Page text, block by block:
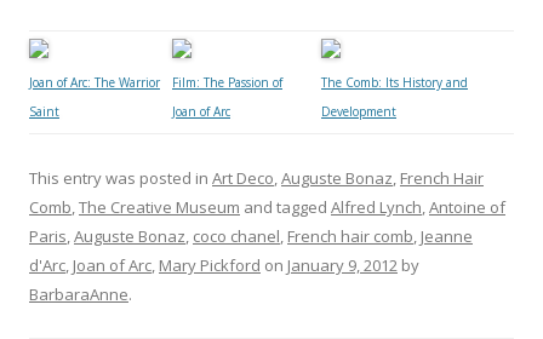
Joan of Arc: The Warrior
Saint
Film: The Passion of
Joan of Arc
The Comb: Its History and
Development
This entry was posted in Art Deco,Auguste Bonaz, French Hair
Comb,The Creative Museum and tagged Alfred Lynch,Antoine of
Paris,Auguste Bonaz, coco chanel, French hair comb, Jeanne
d'Arc, Joan of Arc, Mary Pickford on January 9, 2012 by
BarbaraAnne.